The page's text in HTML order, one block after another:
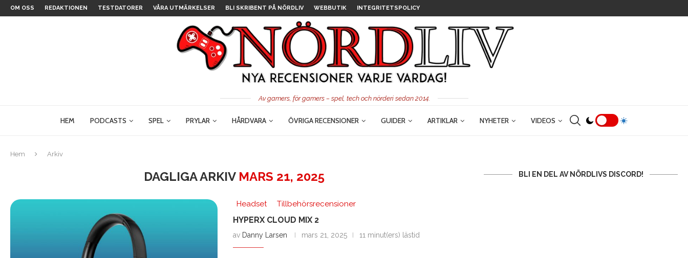
OM OSS REDAKTIONEN TESTDATORER VÅRA UTMÄRKELSER BLI SKRIBENT PÅ NÖRDLIV WEBBUTIK INTEGRITETSPOLICY
Av gamers, för gamers – spel, tech och nörderi sedan 2014.
HEM PODCASTS SPEL PRYLAR HÅRDVARA ÖVRIGA RECENSIONER GUIDER ARTIKLAR NYHETER VIDEOS
Hem Arkiv
DAGLIGA ARKIV MARS 21, 2025
Headset Tillbehörsrecensioner
HYPERX CLOUD MIX 2
av Danny Larsen mars 21, 2025 11 minut(ers) lästid
BLI EN DEL AV NÖRDLIVS DISCORD!